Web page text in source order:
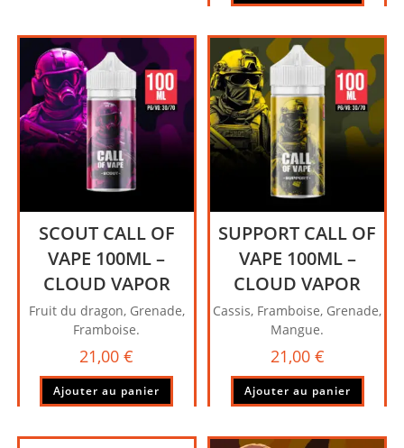
SCOUT CALL OF
VAPE 100ML –
CLOUD VAPOR
Fruit du dragon, Grenade,
Framboise.
21,00€
Ajouter au panier
SUPPORT CALL OF
VAPE 100ML –
CLOUD VAPOR
Cassis, Framboise, Grenade,
Mangue.
21,00 €
Ajouter au panier